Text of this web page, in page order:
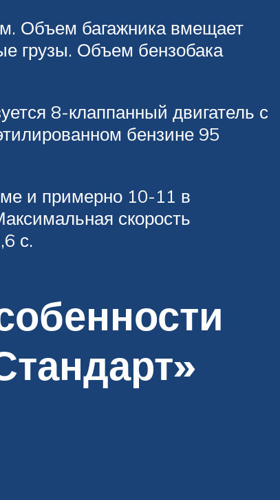
Объем багажника вмещает
грузы. Объем бензобака
8-клаппанный двигатель с
бензине 95
и примерно 10-11 в
скорость
с.